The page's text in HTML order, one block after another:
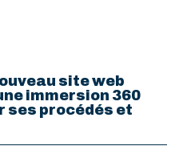
site web
immersion 360
ses procédés et